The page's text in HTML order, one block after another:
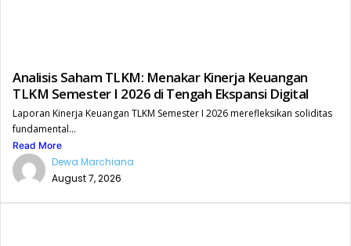
Analisis Saham TLKM: Menakar Kinerja Keuangan
TLKM Semester I 2026 di Tengah Ekspansi Digital
Laporan Kinerja Keuangan TLKM Semester I 2026 merefleksikan soliditas
fundamental...
Read More
Dewa Marchiana
August 7, 2026